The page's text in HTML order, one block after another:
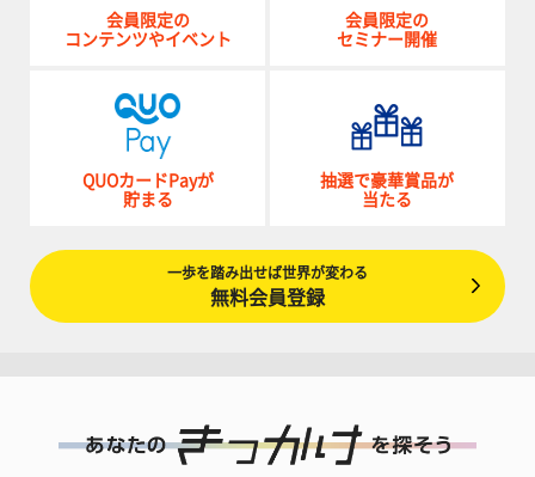
会員限定の
コンテンツやイベント
会員限定の
セミナー開催
QUOカードPayが
貯まる
抽選で豪華賞品が
当たる
一歩を踏み出せば世界が変わる
無料会員登録